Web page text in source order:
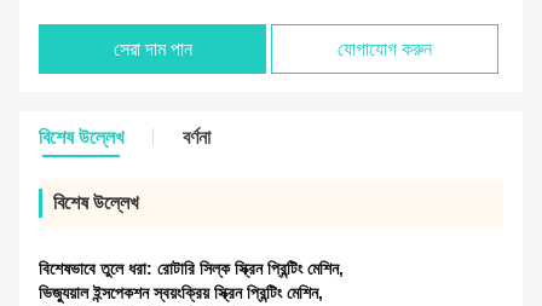
সেরা দাম পান যোগাযোগ করুন
বিশেষ উল্লেখ বর্ণনা
বিশেষ উল্লেখ
বিশেষভাবে তুলে ধরা: রোটারি সিল্ক স্ক্রিন প্রিন্টিং মেশিন,
ভিজ্যুয়াল ইন্সপেকশন স্বয়ংক্রিয় স্ক্রিন প্রিন্টিং মেশিন,